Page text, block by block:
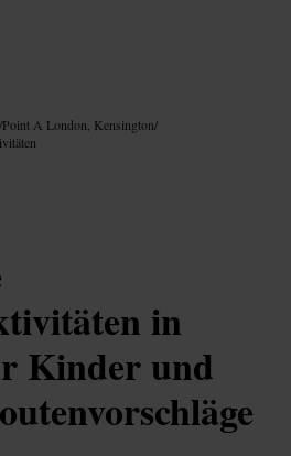
/Point A London, Kensington/
in
Kinder und